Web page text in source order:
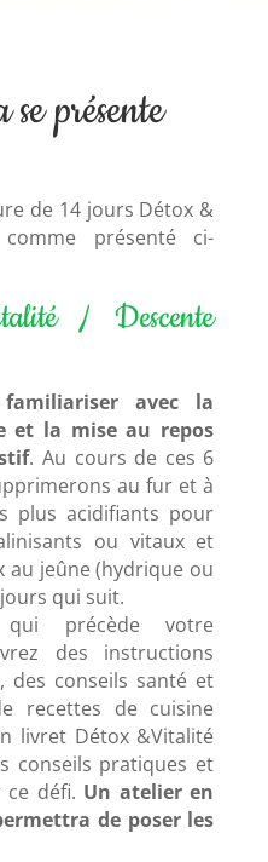
présente
de 14 jours Détox &
présenté ci-
/ Descente
avec la
et la mise au repos
. Au cours de ces 6
au fur et à
plus acidifiants pour
ou vitaux et
au jeûne (hydrique ou
qui suit.
précède votre
des instructions
des conseils santé et
recettes de cuisine
livret Détox &Vitalité
conseils pratiques et
défi. Un atelier en
de poser les